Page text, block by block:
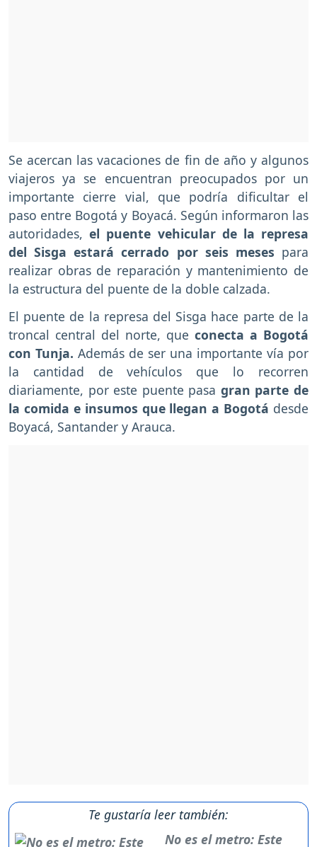
Se acercan las vacaciones de fin de año y algunos
viajeros ya se encuentran preocupados por un
importante cierre vial, que podría dificultar el
paso entre Bogotá y Boyacá. Según informaron las
autoridades, el puente vehicular de la represa
del Sisga estará cerrado por seis meses para
realizar obras de reparación y mantenimiento de
la estructura del puente de la doble calzada.
El puente de la represa del Sisga hace parte de la
troncal central del norte, que conecta a Bogotá
con Tunja. Además de ser una importante vía por
la cantidad de vehículos que lo recorren
diariamente, por este puente pasa gran parte de
la comida e insumos que llegan a Bogotá desde
Boyacá, Santander y Arauca.
Te gustaría leer también:
No es el metro: Este